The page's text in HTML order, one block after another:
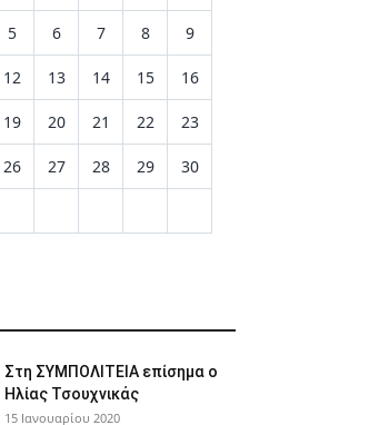
5 6 7 8 9
12 13 14 15 16
19 20 21 22 23
26 27 28 29 30
Στη ΣΥΜΠΟΛΙΤΕΙΑ επίσημα ο
Ηλίας Τσουχνικάς
15 Ιανουαρίου 2020